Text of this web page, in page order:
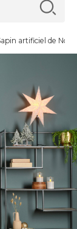
artificiel de Noël